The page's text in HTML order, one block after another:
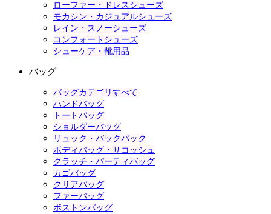
ローファー・ドレスシューズ
モカシン・カジュアルシューズ
レイン・スノーシューズ
コンフォートシューズ
シューケア・靴用品
バッグ
バッグカテゴリすべて
ハンドバッグ
トートバッグ
ショルダーバッグ
リュック・バックパック
ボディバッグ・サコッシュ
クラッチ・パーティバッグ
カゴバッグ
クリアバッグ
ファーバッグ
ボストンバッグ